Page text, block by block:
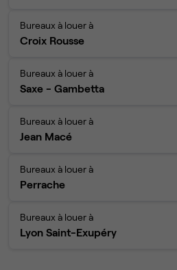
Bureaux à louer à
Croix Rousse
Bureaux à louer à
Saxe - Gambetta
Bureaux à louer à
Jean Macé
Bureaux à louer à
Perrache
Bureaux à louer à
Lyon Saint-Exupéry